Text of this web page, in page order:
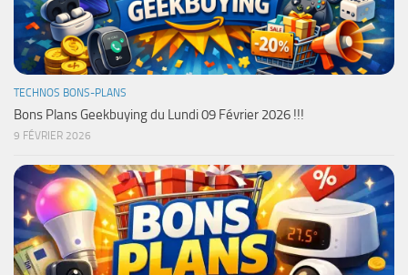
TECHNOS BONS-PLANS
Bons Plans Geekbuying du Lundi 09 Février 2026 !!!
9 FÉVRIER 2026